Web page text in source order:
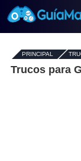
PRINCIPAL -
Trucos para